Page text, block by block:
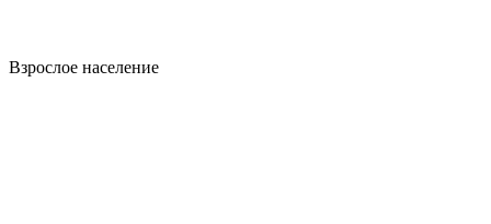
Взрослое население